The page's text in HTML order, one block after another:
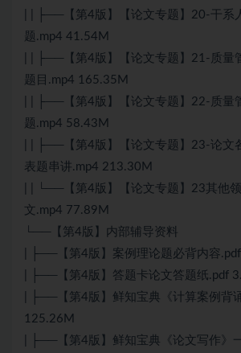
| | ├──【第4版】【论文专题】20-干系
题.mp4 41.54M
| | ├──【第4版】【论文专题】21-质量
题目.mp4 165.35M
| | ├──【第4版】【论文专题】22-质量
题.mp4 58.43M
| | ├──【第4版】【论文专题】23-论文
表题串讲.mp4 213.30M
| | └──【第4版】【论文专题】23其他
文.mp4 77.89M
└──【第4版】内部辅导资料
| ├──【第4版】案例理论题必背内容
| ├──【第4版】答题卡论文答题纸.pdf
| ├──【第4版】鲜知宝典《计算案例背
125.26M
| ├──【第4版】鲜知宝典《论文写作》